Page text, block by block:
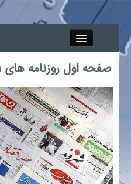
جذب خبرنگار
آگهی استخدام
پیوند‌ها
چند رسانه‌ای
صفحه اول روزنامه های 5 شنبه 23 اسفند 1403